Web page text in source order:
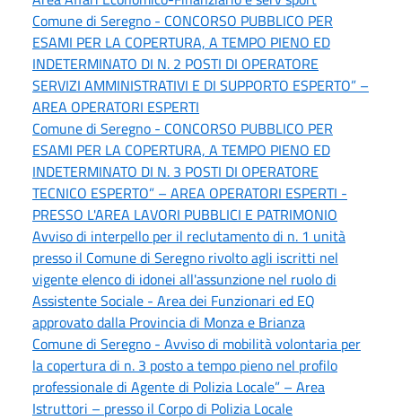
Comune di Seregno - CONCORSO PUBBLICO PER
ESAMI PER LA COPERTURA, A TEMPO PIENO ED
INDETERMINATO DI N. 2 POSTI DI OPERATORE
SERVIZI AMMINISTRATIVI E DI SUPPORTO ESPERTO” –
AREA OPERATORI ESPERTI
Comune di Seregno - CONCORSO PUBBLICO PER
ESAMI PER LA COPERTURA, A TEMPO PIENO ED
INDETERMINATO DI N. 3 POSTI DI OPERATORE
TECNICO ESPERTO” – AREA OPERATORI ESPERTI -
PRESSO L'AREA LAVORI PUBBLICI E PATRIMONIO
Avviso di interpello per il reclutamento di n. 1 unità
presso il Comune di Seregno rivolto agli iscritti nel
vigente elenco di idonei all'assunzione nel ruolo di
Assistente Sociale - Area dei Funzionari ed EQ
approvato dalla Provincia di Monza e Brianza
Comune di Seregno - Avviso di mobilità volontaria per
la copertura di n. 3 posto a tempo pieno nel profilo
professionale di Agente di Polizia Locale” – Area
Istruttori – presso il Corpo di Polizia Locale